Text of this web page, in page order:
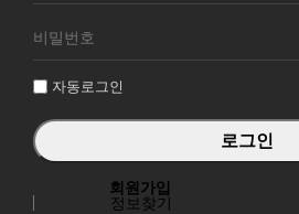
그
자동로그인
회원가입
정보찾기